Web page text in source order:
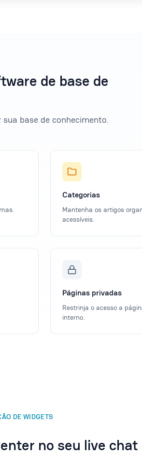
de base de
base de conhecimento.
Categorias
Mantenha os artigos
acessíveis.
Páginas privadas
Restrinja o acesso a
interno.
DE WIDGETS
no seu live chat